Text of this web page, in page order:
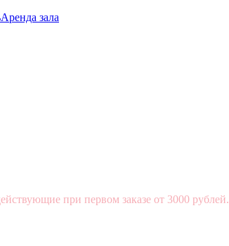
Аренда зала
при первом заказе от 3000 рублей.